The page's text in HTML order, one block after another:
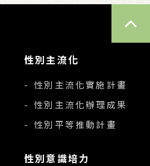
性別主流化
- 性別主流化實施計畫
- 性別主流化辦理成果
- 性別平等推動計畫
性別意識培力